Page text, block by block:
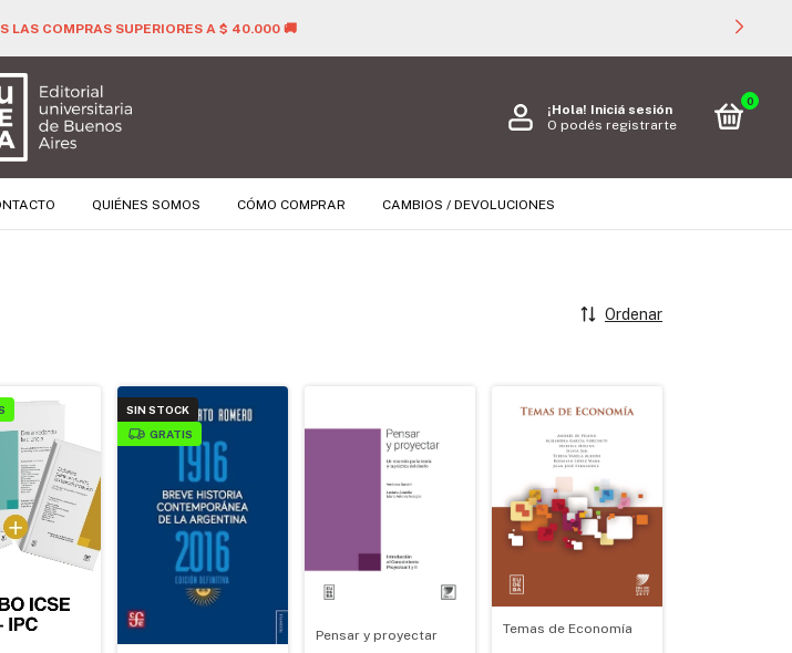
LAS COMPRAS SUPERIORES A $ 40.000 🚚
¡Hola! Iniciá sesión
O podés registrarte
0
QUIÉNES SOMOS CÓMO COMPRAR CAMBIOS / DEVOLUCIONES
Ordenar
SIN STOCK
GRATIS
Pensar y proyectar Temas de Economía